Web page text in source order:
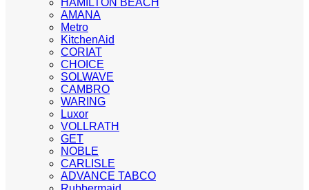
HAMILTON BEACH
AMANA
Metro
KitchenAid
CORIAT
CHOICE
SOLWAVE
CAMBRO
WARING
Luxor
VOLLRATH
GET
NOBLE
CARLISLE
ADVANCE TABCO